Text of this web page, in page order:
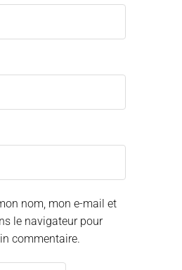
nom, mon e-mail et
le navigateur pour
commentaire.